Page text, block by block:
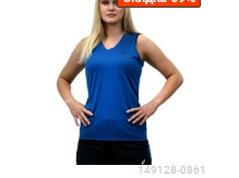
149128-0861